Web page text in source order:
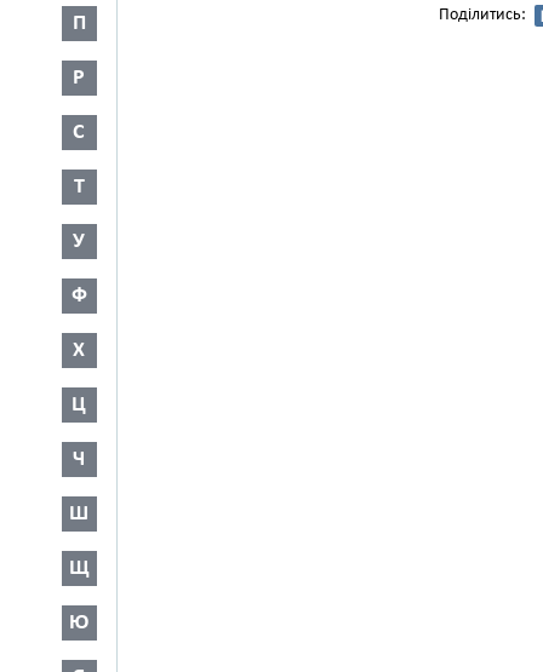
П
Р
С
Т
У
Ф
Х
Ц
Ч
Ш
Щ
Ю
Поділитись: